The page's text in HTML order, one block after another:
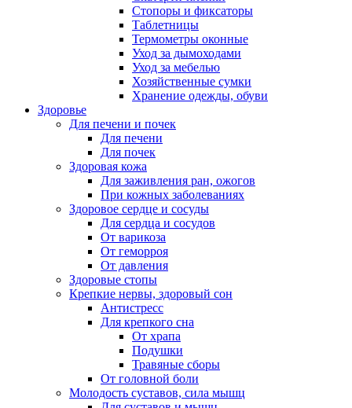
Стопоры и фиксаторы
Таблетницы
Термометры оконные
Уход за дымоходами
Уход за мебелью
Хозяйственные сумки
Хранение одежды, обуви
Здоровье
Для печени и почек
Для печени
Для почек
Здоровая кожа
Для заживления ран, ожогов
При кожных заболеваниях
Здоровое сердце и сосуды
Для сердца и сосудов
От варикоза
От геморроя
От давления
Здоровые стопы
Крепкие нервы, здоровый сон
Антистресс
Для крепкого сна
От храпа
Подушки
Травяные сборы
От головной боли
Молодость суставов, сила мышц